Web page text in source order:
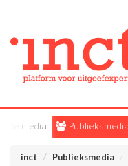
Alle media Publieksmedia
inct Publieksmedia